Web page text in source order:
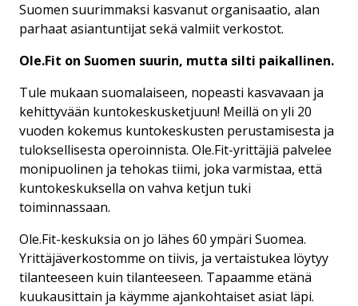
Suomen suurimmaksi kasvanut organisaatio, alan
parhaat asiantuntijat sekä valmiit verkostot.
Ole.Fit on Suomen suurin, mutta silti paikallinen.
Tule mukaan suomalaiseen, nopeasti kasvavaan ja
kehittyvään kuntokeskusketjuun! Meillä on yli 20
vuoden kokemus kuntokeskusten perustamisesta ja
tuloksellisesta operoinnista. Ole.Fit-yrittäjiä palvelee
monipuolinen ja tehokas tiimi, joka varmistaa, että
kuntokeskuksella on vahva ketjun tuki
toiminnassaan.
Ole.Fit-keskuksia on jo lähes 60 ympäri Suomea.
Yrittäjäverkostomme on tiivis, ja vertaistukea löytyy
tilanteeseen kuin tilanteeseen. Tapaamme etänä
kuukausittain ja käymme ajankohtaiset asiat läpi.